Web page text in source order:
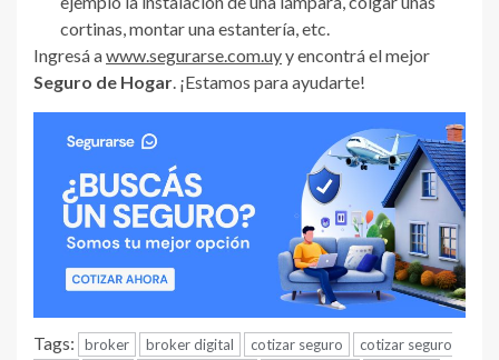
cortinas, montar una estantería, etc.
Ingresá awww.segurarse.com.uyy encontrá el mejor
Seguro de Hogar. ¡Estamos para ayudarte!
Tags: broker broker digital cotizar seguro
cotizar seguro